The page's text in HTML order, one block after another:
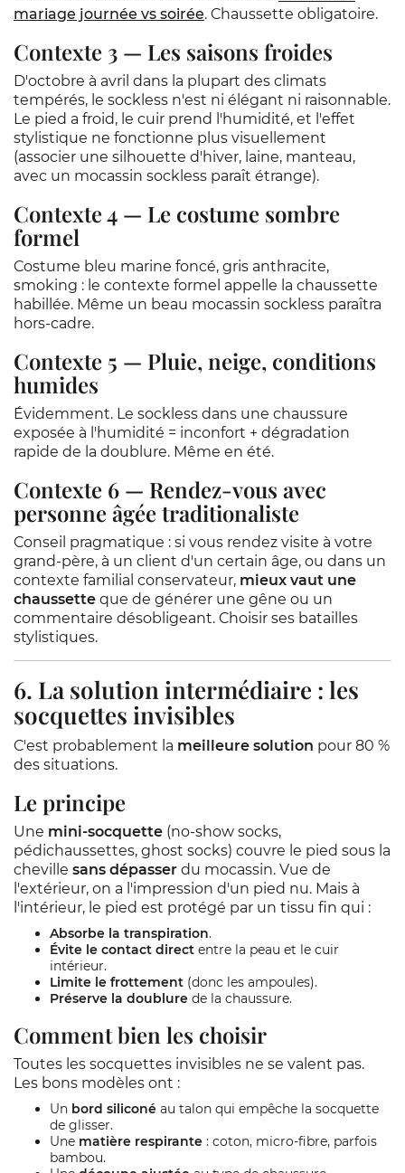
mariage journée vs soirée. Chaussette obligatoire.
Contexte 3 — Les saisons froides
D'octobre à avril dans la plupart des climats
tempérés, le sockless n'est ni élégant ni raisonnable.
Le pied a froid, le cuir prend l'humidité, et l'effet
stylistique ne fonctionne plus visuellement
(associer une silhouette d'hiver, laine, manteau,
avec un mocassin sockless paraît étrange).
Contexte 4 — Le costume sombre
formel
Costume bleu marine foncé, gris anthracite,
smoking : le contexte formel appelle la chaussette
habillée. Même un beau mocassin sockless paraîtra
hors-cadre.
Contexte 5 — Pluie, neige, conditions
humides
Évidemment. Le sockless dans une chaussure
exposée à l'humidité = inconfort + dégradation
rapide de la doublure. Même en été.
Contexte 6 — Rendez-vous avec
personne âgée traditionaliste
Conseil pragmatique : si vous rendez visite à votre
grand-père, à un client d'un certain âge, ou dans un
contexte familial conservateur, mieux vaut une
chaussette que de générer une gêne ou un
commentaire désobligeant. Choisir ses batailles
stylistiques.
6. La solution intermédiaire : les
socquettes invisibles
C'est probablement la meilleure solution pour 80 %
des situations.
Le principe
Une mini-socquette (no-show socks,
pédichaussettes, ghost socks) couvre le pied sous la
cheville sans dépasser du mocassin. Vue de
l'extérieur, on a l'impression d'un pied nu. Mais à
l'intérieur, le pied est protégé par un tissu fin qui :
Absorbe la transpiration.
Évite le contact direct entre la peau et le cuir
intérieur.
Limite le frottement (donc les ampoules).
Préserve la doublure de la chaussure.
Comment bien les choisir
Toutes les socquettes invisibles ne se valent pas.
Les bons modèles ont :
Un bord siliconé au talon qui empêche la socquette
de glisser.
Une matière respirante : coton, micro-fibre, parfois
bambou.